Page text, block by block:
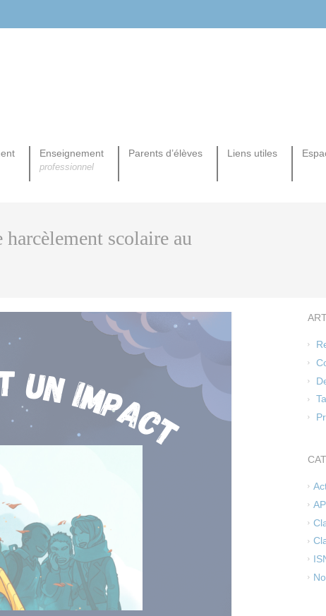
Enseignement
professionnel
Parents d’élèves Liens utiles
scolaire au
AP